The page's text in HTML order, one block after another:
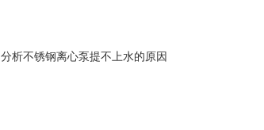
析不锈钢离心泵提不上水的原因